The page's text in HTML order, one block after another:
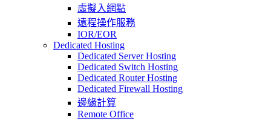
虛擬入網點
遠程操作服務
IOR/EOR
Dedicated Hosting
Dedicated Server Hosting
Dedicated Switch Hosting
Dedicated Router Hosting
Dedicated Firewall Hosting
邊緣計算
Remote Office